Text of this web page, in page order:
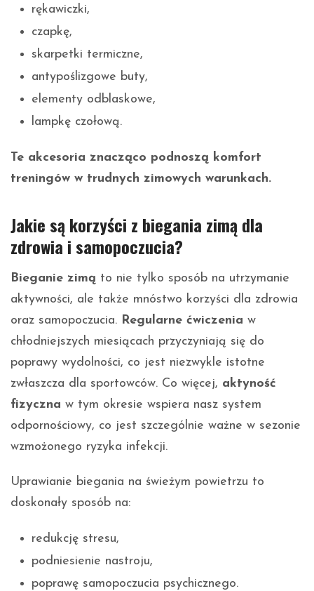
rękawiczki,
czapkę,
skarpetki termiczne,
antypoślizgowe buty,
elementy odblaskowe,
lampkę czołową.
Te akcesoria znacząco podnoszą komfort
treningów w trudnych zimowych warunkach.
Jakie są korzyści z biegania zimą dla
zdrowia i samopoczucia?
Bieganie zimą to nie tylko sposób na utrzymanie
aktywności, ale także mnóstwo korzyści dla zdrowia
oraz samopoczucia. Regularne ćwiczenia w
chłodniejszych miesiącach przyczyniają się do
poprawy wydolności, co jest niezwykle istotne
zwłaszcza dla sportowców. Co więcej, aktyność
fizyczna w tym okresie wspiera nasz system
odpornościowy, co jest szczególnie ważne w sezonie
wzmożonego ryzyka infekcji.
Uprawianie biegania na świeżym powietrzu to
doskonały sposób na:
redukcję stresu,
podniesienie nastroju,
poprawę samopoczucia psychicznego.